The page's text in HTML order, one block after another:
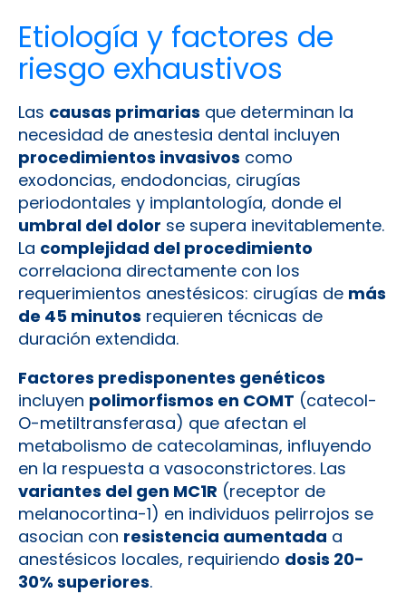
Etiología y factores de
riesgo exhaustivos
Las causas primarias que determinan la
necesidad de anestesia dental incluyen
procedimientos invasivos como
exodoncias, endodoncias, cirugías
periodontales y implantología, donde el
umbral del dolor se supera inevitablemente.
La complejidad del procedimiento
correlaciona directamente con los
requerimientos anestésicos: cirugías de más
de 45 minutos requieren técnicas de
duración extendida.
Factores predisponentes genéticos
incluyen polimorfismos en COMT (catecol-
O-metiltransferasa) que afectan el
metabolismo de catecolaminas, influyendo
en la respuesta a vasoconstrictores. Las
variantes del gen MC1R (receptor de
melanocortina-1) en individuos pelirrojos se
asocian con resistencia aumentada a
anestésicos locales, requiriendo dosis 20-
30% superiores.